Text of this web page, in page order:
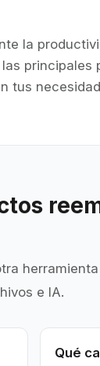
la
principales
tus
e IA.
Qué